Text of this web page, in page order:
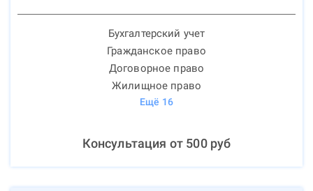
Бухгалтерский учет
Гражданское право
Договорное право
Жилищное право
Ещё 16
Консультация от 500руб